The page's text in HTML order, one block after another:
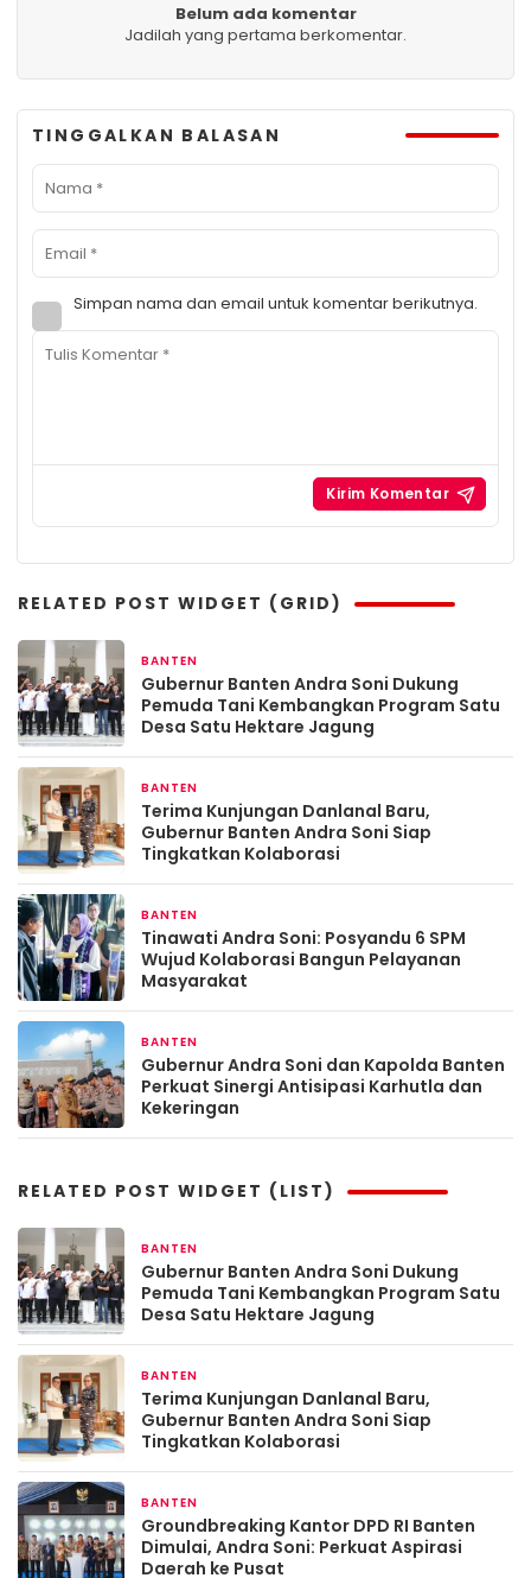
Belum ada komentar
Jadilah yang pertama berkomentar.
TINGGALKAN BALASAN
Simpan nama dan email untuk komentar berikutnya.
RELATED POST WIDGET (GRID)
BANTEN
Gubernur Banten Andra Soni Dukung
Pemuda Tani Kembangkan Program Satu
Desa Satu Hektare Jagung
BANTEN
Terima Kunjungan Danlanal Baru,
Gubernur Banten Andra Soni Siap
Tingkatkan Kolaborasi
BANTEN
Tinawati Andra Soni: Posyandu 6 SPM
Wujud Kolaborasi Bangun Pelayanan
Masyarakat
BANTEN
Gubernur Andra Soni dan Kapolda Banten
Perkuat Sinergi Antisipasi Karhutla dan
Kekeringan
RELATED POST WIDGET (LIST)
BANTEN
Gubernur Banten Andra Soni Dukung
Pemuda Tani Kembangkan Program Satu
Desa Satu Hektare Jagung
BANTEN
Terima Kunjungan Danlanal Baru,
Gubernur Banten Andra Soni Siap
Tingkatkan Kolaborasi
BANTEN
Groundbreaking Kantor DPD RI Banten
Dimulai, Andra Soni: Perkuat Aspirasi
Daerah ke Pusat